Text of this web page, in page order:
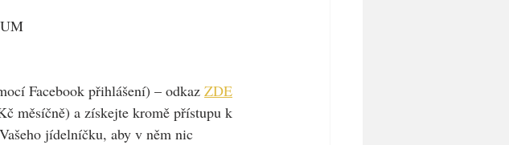
Facebook přihlášení) – odkaz ZDE
měsíčně) a získejte kromě přístupu k
jídelníčku, aby v něm nic